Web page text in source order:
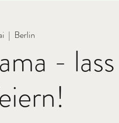
  |
Berlin
- lass